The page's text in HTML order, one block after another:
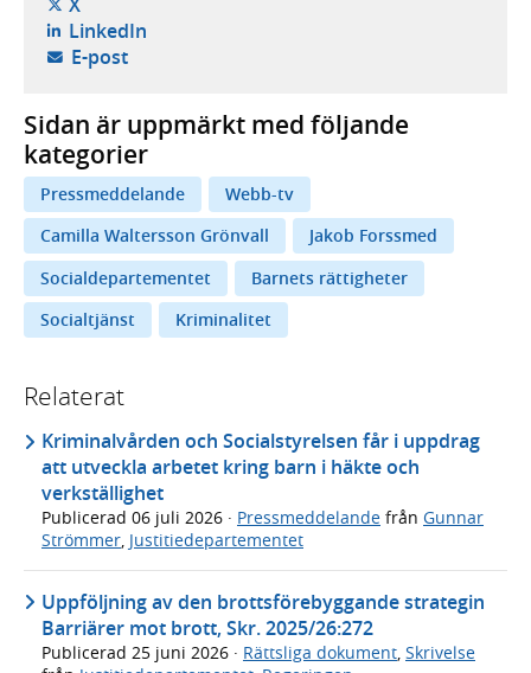
LinkedIn- öppnas i ny flik, extern webbplats,
E-post- öppnar din e-postklient,
Sidan är uppmärkt med följande
kategorier
Pressmeddelande
Webb-tv
Camilla Waltersson Grönvall
Jakob Forssmed
Socialdepartementet
Barnets rättigheter
Socialtjänst
Kriminalitet
Relaterat
Kriminalvården och Socialstyrelsen får i uppdrag
att utveckla arbetet kring barn i häkte och
verkställighet
Publicerad 06 juli 2026 · Pressmeddelande från Gunnar
Strömmer, Justitiedepartementet
Uppföljning av den brottsförebyggande strategin
Barriärer mot brott, Skr. 2025/26:272
Publicerad 25 juni 2026 · Rättsliga dokument, Skrivelse